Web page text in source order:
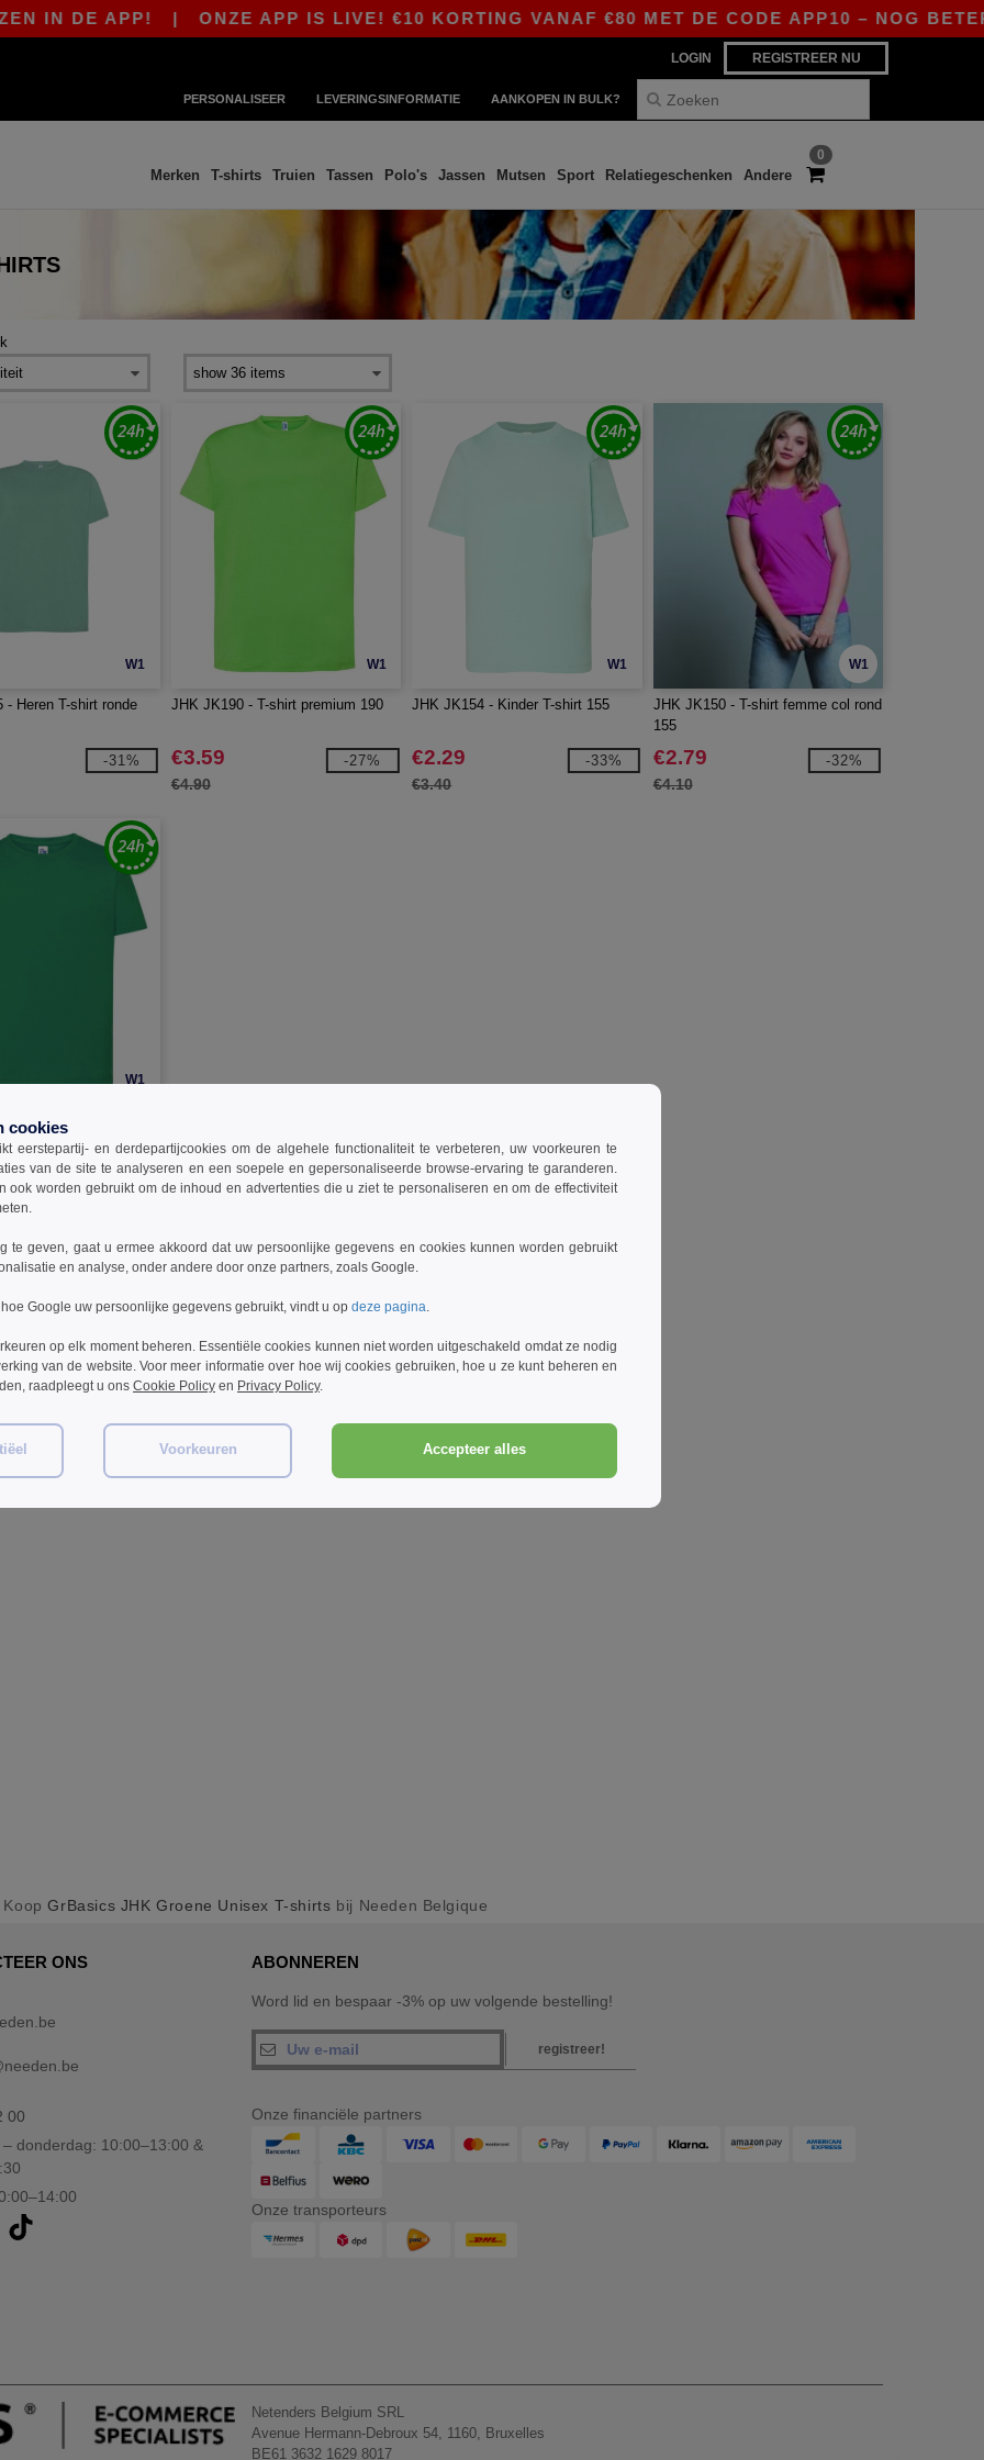
IN DE APP!| ONZE APP IS LIVE! €10 KORTING VANAF €80 MET DE CODE APP10 – NOG BETERE
LOGIN REGISTREER NU
PERSONALISEER LEVERINGSINFORMATIE AANKOPEN IN BULK?
0
Merken T-shirts Truien Tassen Polo's Jassen Mutsen Sport Relatiegeschenken Andere
W1
- Heren T-shirt ronde
-31%
W1
JHK JK190 - T-shirt premium 190
€3.59
€4.90
-27%
W1
JHK JK154 - Kinder T-shirt 155
€2.29
€3.40
-33%
W1
JHK JK150 - T-shirt femme col rond
155
€2.79
€4.10
-32%
W1
- T-shirt met korte
KoopGrBasics JHK Groene Unisex T-shirts bij Needen Belgique
ONS
00
donderdag: 10:00–13:00 &
ABONNEREN
Word lid en bespaar -3% op uw volgende bestelling!
registreer!
Onze financiële partners
Onze transporteurs
Netenders Belgium SRL
Avenue Hermann-Debroux 54, 1160, Bruxelles
BE61 3632 1629 8017
cookies
eerstepartij- en derdepartijcookies om de algehele functionaliteit te verbeteren, uw voorkeuren te
van de site te analyseren en een soepele en gepersonaliseerde browse-ervaring te garanderen.
ook worden gebruikt om de inhoud en advertenties die u ziet te personaliseren en om de effectiviteit
te geven, gaat u ermee akkoord dat uw persoonlijke gegevens en cookies kunnen worden gebruikt
en analyse, onder andere door onze partners, zoals Google.
Google uw persoonlijke gegevens gebruikt, vindt u op deze pagina
op elk moment beheren. Essentiële cookies kunnen niet worden uitgeschakeld omdat ze nodig
van de website. Voor meer informatie over hoe wij cookies gebruiken, hoe u ze kunt beheren en
raadpleegt u ons Cookie Policy en Privacy Policy.
Voorkeuren Accepteer alles